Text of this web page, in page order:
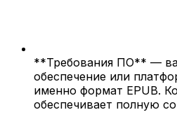
**Требования ПО** —
обеспечение или
именно формат EPUB.
обеспечивает полную